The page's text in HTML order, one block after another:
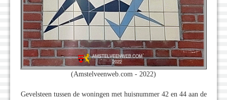
(Amstelveenweb.com - 2022)
Gevelsteen tussen de woningen met huisnummer 42 en 44 aan de